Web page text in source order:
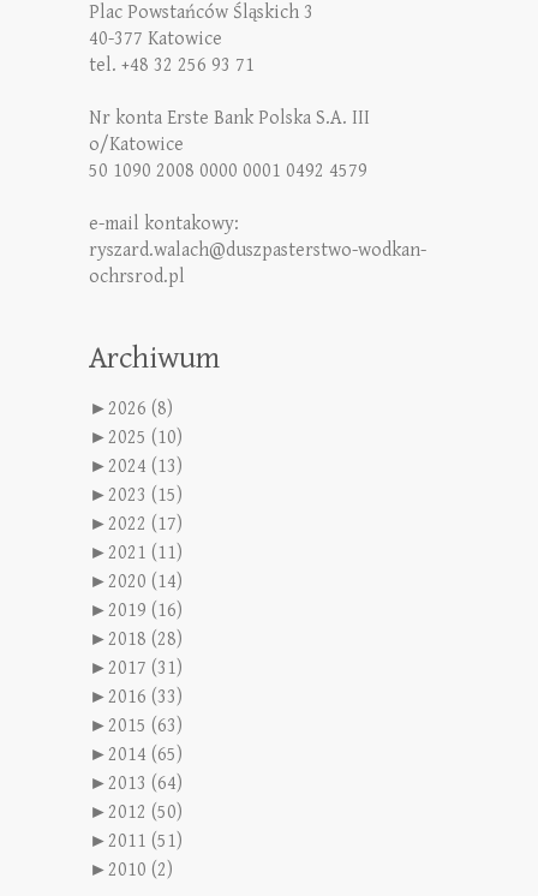
Plac Powstańców Śląskich 3
40-377 Katowice
tel. +48 32 256 93 71
Nr konta Erste Bank Polska S.A. III
o/Katowice
50 1090 2008 0000 0001 0492 4579
e-mail kontakowy:
ryszard.walach@duszpasterstwo-wodkan-
ochrsrod.pl
Archiwum
►2026 (8)
►2025 (10)
►2024 (13)
►2023 (15)
►2022 (17)
►2021 (11)
►2020 (14)
►2019 (16)
►2018 (28)
►2017 (31)
►2016 (33)
►2015 (63)
►2014 (65)
►2013 (64)
►2012 (50)
►2011 (51)
►2010 (2)